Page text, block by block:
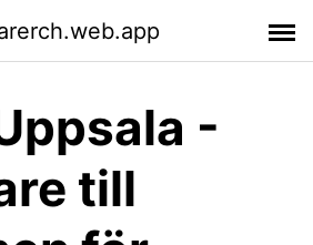
-
till